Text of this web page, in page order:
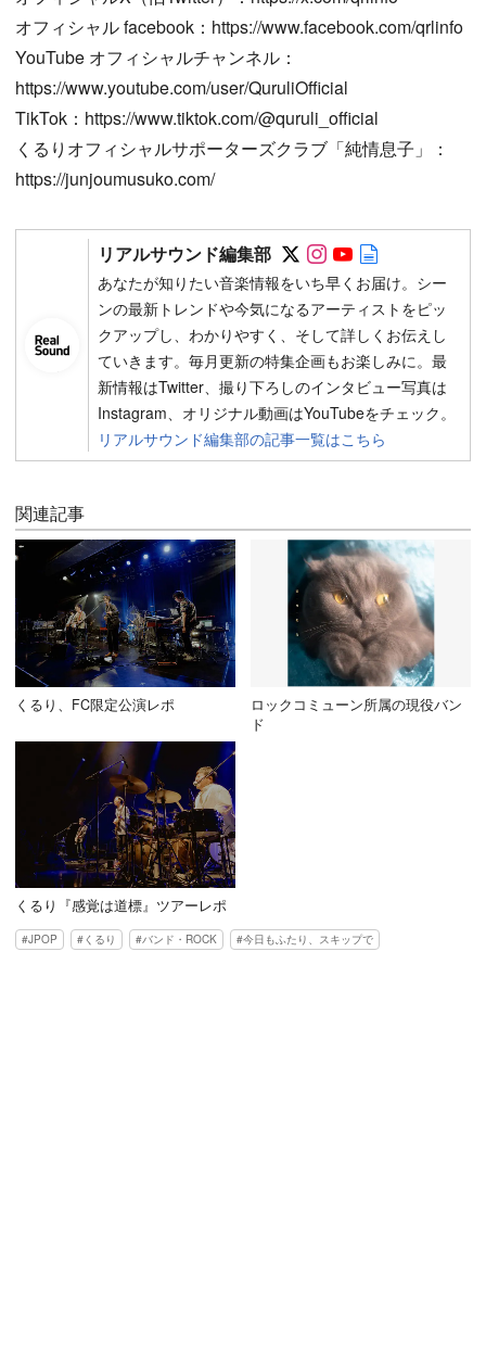
オフィシャル facebook：https://www.facebook.com/qrlinfo
YouTube オフィシャルチャンネル：
https://www.youtube.com/user/QuruliOfficial
TikTok：https://www.tiktok.com/@quruli_official
くるりオフィシャルサポーターズクラブ「純情息子」：
https://junjoumusuko.com/
リアルサウンド編集部 Follow on SNS
Follow on SNS
Follow on
あなたが知りたい音楽情報をいち早くお届け。シー
ンの最新トレンドや今気になるアーティストをピッ
クアップし、わかりやすく、そして詳しくお伝えし
ていきます。毎月更新の特集企画もお楽しみに。最
新情報はTwitter、撮り下ろしのインタビュー写真は
Instagram、オリジナル動画はYouTubeをチェック。
リアルサウンド編集部の記事一覧はこちら
関連記事
くるり、FC限定公演レポ
ロックコミューン所属の現役バン
ド
くるり『感覚は道標』ツアーレポ
JPOP くるり バンド・ROCK 今日もふたり、スキップで